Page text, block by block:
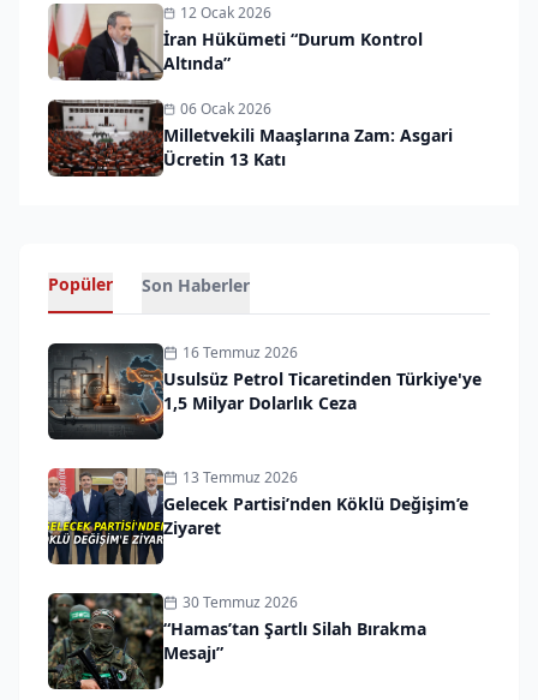
12 Ocak 2026
İran Hükümeti “Durum Kontrol
Altında”
06 Ocak 2026
Milletvekili Maaşlarına Zam: Asgari
Ücretin 13 Katı
Popüler Son Haberler
16 Temmuz 2026
Usulsüz Petrol Ticaretinden Türkiye'ye
1,5 Milyar Dolarlık Ceza
13 Temmuz 2026
Gelecek Partisi’nden Köklü Değişim’e
Ziyaret
30 Temmuz 2026
“Hamas’tan Şartlı Silah Bırakma
Mesajı”